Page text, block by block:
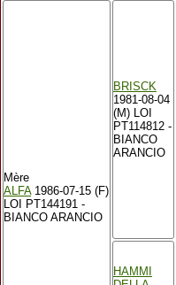
Mère
ALFA1986-07-15 (F)
LOI PT144191 -
BIANCO ARANCIO
BRISCK
1981-08-04
(M) LOI
PT114812 -
BIANCO
ARANCIO
HAMMI